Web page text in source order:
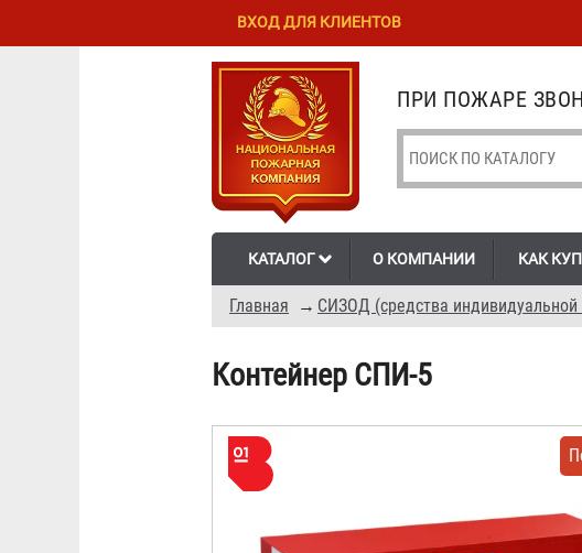
Перейти к
содержанию
Skip to
ПРИ ПОЖАРЕ
КАТАЛОГ О КОМПАНИИ КАК
Главная → СИЗОД (средства
ВХОД ДЛЯ КЛИЕНТОВ
Контейнер СПИ-5